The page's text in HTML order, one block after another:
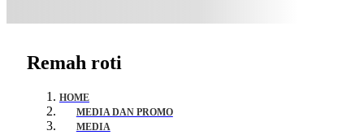
Remah roti
HOME
MEDIA DAN PROMO
MEDIA